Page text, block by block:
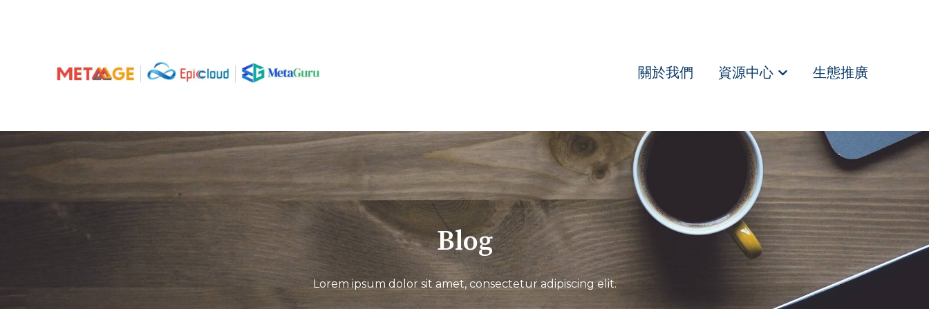
關於我們 資源中心 Show submenu for 資源中心
生態推廣
Blog
Lorem ipsum dolor sit amet, consectetur adipiscing elit.